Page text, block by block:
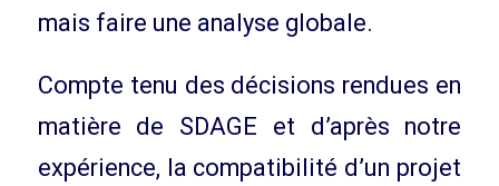
mais faire une analyse globale.
Compte tenu des décisions rendues en
matière de SDAGE et d’après notre
expérience, la compatibilité d’un projet